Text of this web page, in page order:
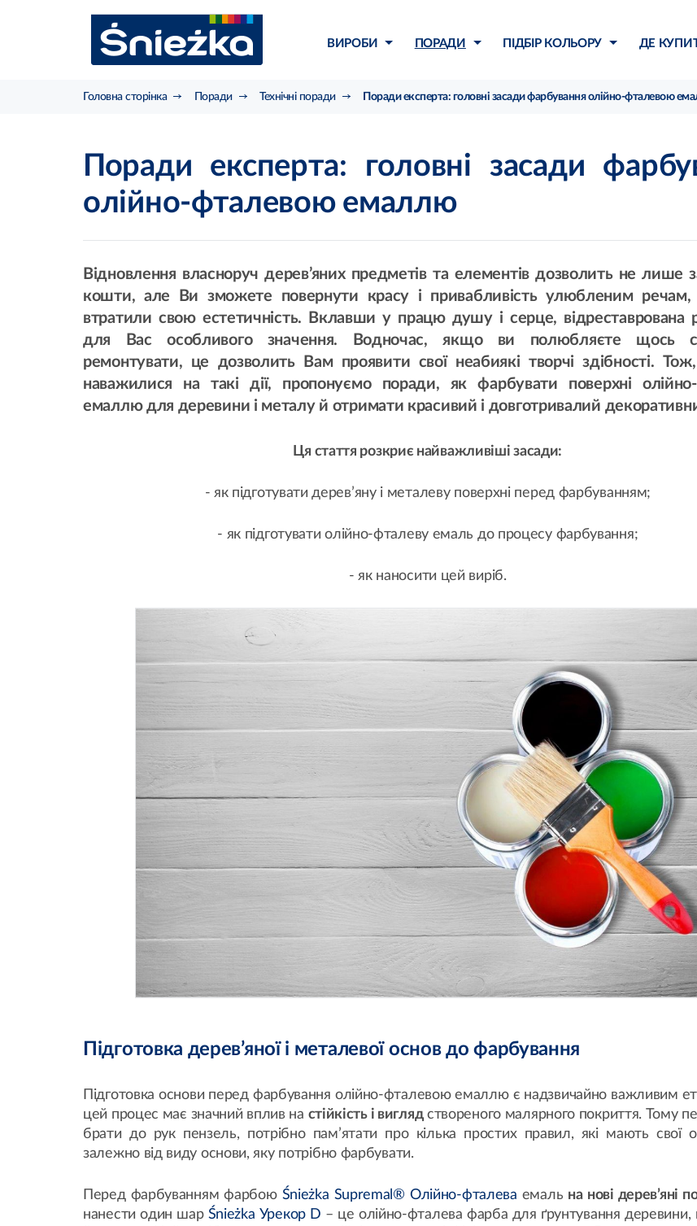
ВИРОБИ ПОРАДИ ПІДБІР КОЛЬОРУ ДЕ
Головна сторінка Поради Технічні поради Поради експерта: головні засади фарбування олійно-фталевою
Поради експерта: головні засади
олійно-фталевою емаллю
Відновлення власноруч дерев’яних предметів та елементів дозволить не лише
кошти, але Ви зможете повернути красу і привабливість улюбленим речам,
втратили свою естетичність. Вклавши у працю душу і серце, відреставрована
для Вас особливого значення. Водночас, якщо ви полюбляєте щось
ремонтувати, це дозволить Вам проявити свої неабиякі творчі здібності.
наважилися на такі дії, пропонуємо поради, як фарбувати поверхні
емаллю для деревини і металу й отримати красивий і довготривалий
Ця стаття розкриє найважливіші засади:
- як підготувати дерев’яну і металеву поверхні перед фарбуванням;
- як підготувати олійно-фталеву емаль до процесу фарбування;
- як наносити цей виріб.
Підготовка дерев’яної і металевої основ до фарбування
Підготовка основи перед фарбування олійно-фталевою емаллю є надзвичайно важливим
цей процес має значний вплив на стійкість і виглядствореного малярного покриття. Тому
брати до рук пензель, потрібно пам’ятати про кілька простих правил, які мають свої
залежно від виду основи, яку потрібно фарбувати.
Перед фарбуванням фарбою Śnieżka Supremal® Олійно-фталева емаль на нові дерев’яні
нанести один шар Śnieżka Урекор D – це олійно-фталева фарба для ґрунтування деревини,